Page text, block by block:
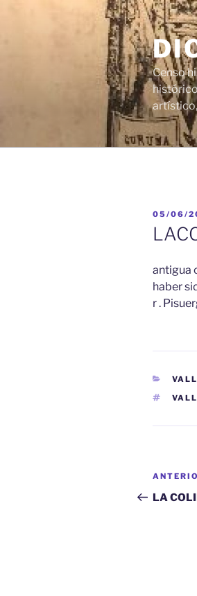
Censo
EL
05/06/
antigua
haber
r .
de
Entrada
LA